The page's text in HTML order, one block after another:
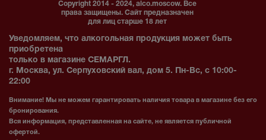
Copyright 2014 - 2024, alco.moscow. Все
права защищены. Сайт предназначен
для лиц старше 18 лет
Уведомляем, что алкогольная продукция может быть
приобретена
только в магазине СЕМАРГЛ.
г. Москва, ул. Серпуховский вал, дом 5. Пн-Вс, с 10:00-
22:00
Внимание! Мы не можем гарантировать наличия товара в магазине без его
бронирования.
Вся информация, представленная на сайте, не является публичной
офертой.